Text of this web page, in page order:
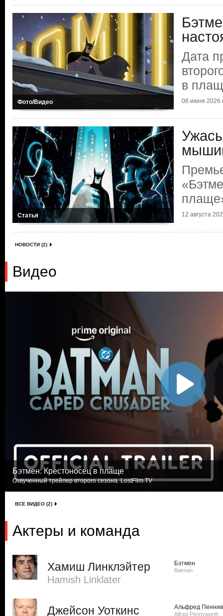
Фото/Видео
Дата
в
08 июня 2026
Статья 12 августа
НОВОСТИ (2)
Видео
Бэтмен: Крестоносец в плаще
Озвученный трейлер второго сезона. LostFilm.TV
ВСЕ ВИДЕО (2)
Актеры и команда
Хамиш Линклэйтер
Hamish Linklater
Бэтмен
Batman
Джейсон Уоткинс Альфред
Alfred Pennyworth